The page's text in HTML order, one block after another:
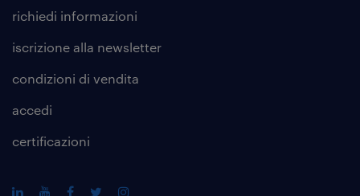
richiedi informazioni
iscrizione alla newsletter
condizioni di vendita
accedi
certificazioni